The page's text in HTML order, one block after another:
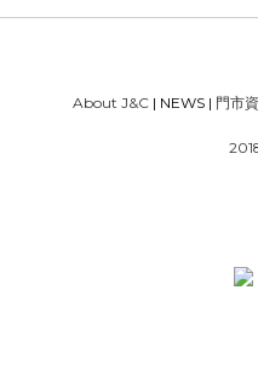
About J&C | NEWS | 門市